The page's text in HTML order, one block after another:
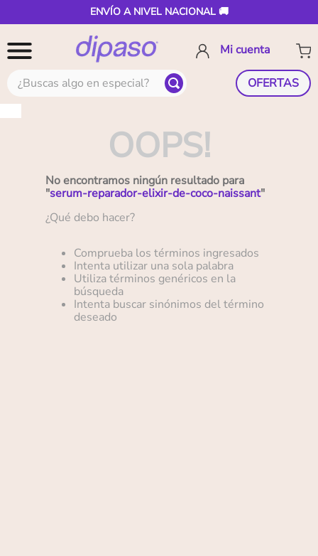
ENVÍO A NIVEL NACIONAL 🚚
¿Buscas algo en especial? OFERTAS
OOPS!
No encontramos ningún resultado para
"serum-reparador-elixir-de-coco-naissant"
¿Qué debo hacer?
Comprueba los términos ingresados
Intenta utilizar una sola palabra
Utiliza términos genéricos en la
búsqueda
Intenta buscar sinónimos del término
deseado